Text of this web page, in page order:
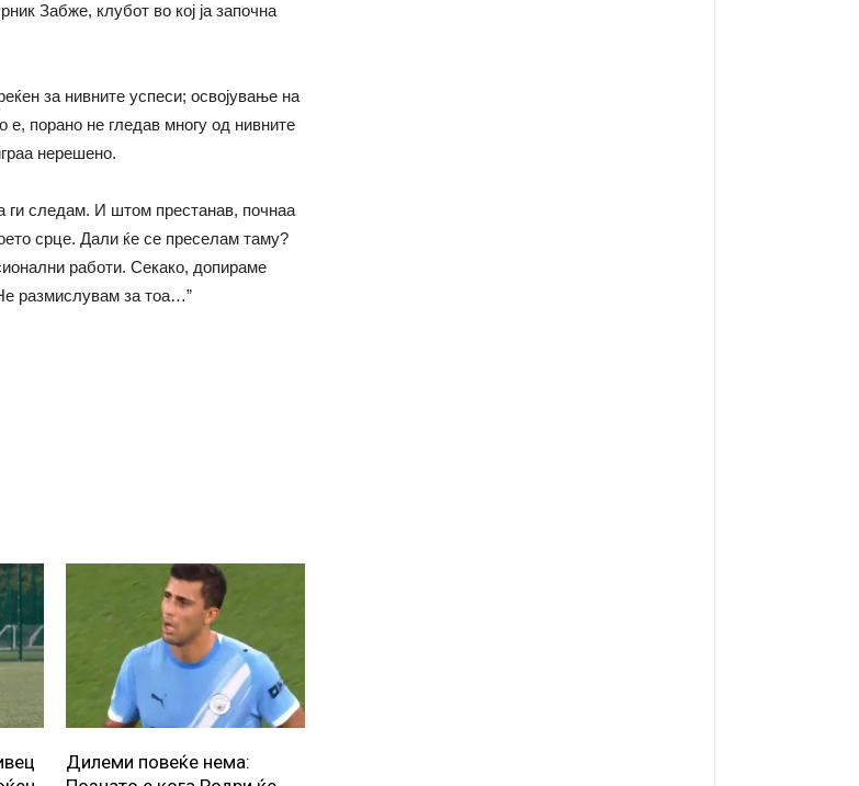
Забже, клубот во кој ја започна
за нивните успеси; освојување на
е, порано не гледав многу од нивните
нерешено.
ги следам. И штом престанав, почнаа
срце. Дали ќе се преселам таму?
работи. Секако, допираме
размислувам за тоа…”
Дилеми повеќе нема: